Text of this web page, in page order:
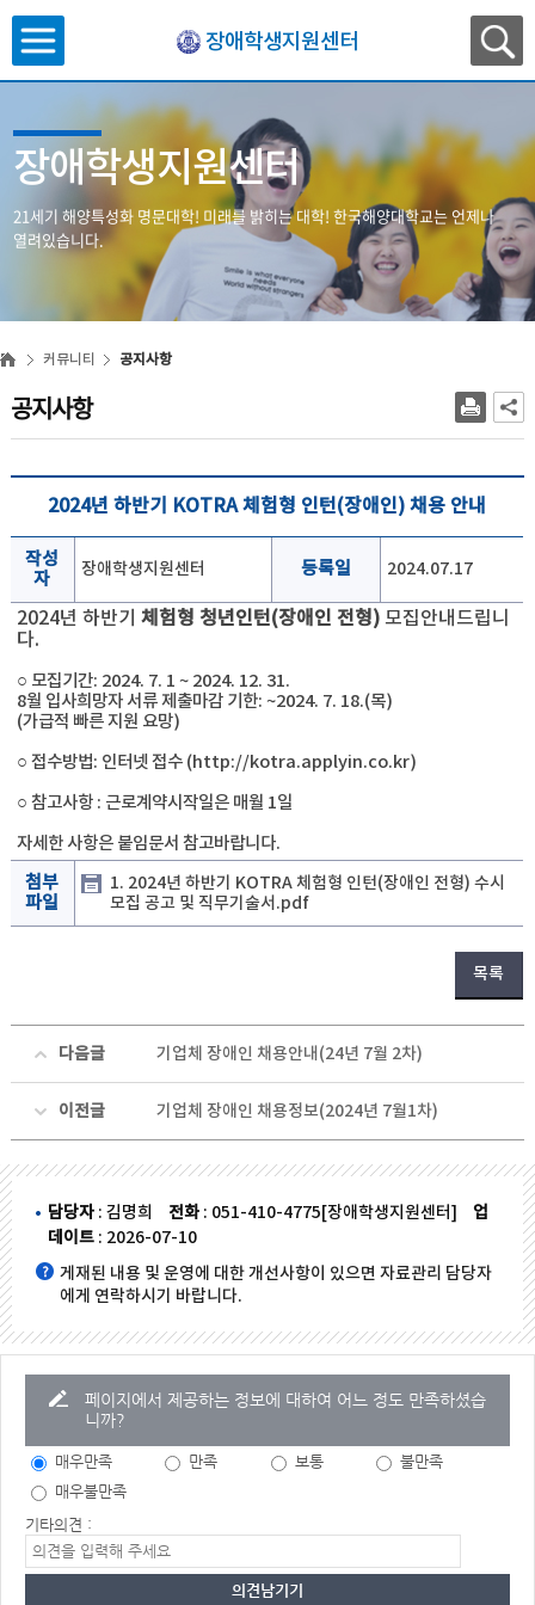
장애학생지원센터
장애학생지원센터
21세기 해양특성화 명문대학! 미래를 밝히는 대학! 한국해양대학교는 언제나
열려있습니다.
커뮤니티 공지사항
공지사항
2024년 하반기 KOTRA 체험형 인턴(장애인) 채용 안내
작성
자
장애학생지원센터 등록일 2024.07.17
2024년 하반기 체험형 청년인턴(장애인 전형)모집안내드립니
다.
○ 모집기간: 2024. 7. 1 ~ 2024. 12. 31.
8월 입사희망자서류 제출마감 기한: ~2024. 7. 18.(목)
(가급적 빠른 지원 요망)
○ 접수방법: 인터넷 접수 (http://kotra.applyin.co.kr)
○ 참고사항 : 근로계약시작일은 매월 1일
자세한 사항은 붙임문서 참고바랍니다.
첨부
파일
1. 2024년 하반기 KOTRA 체험형 인턴(장애인 전형) 수시
모집 공고 및 직무기술서.pdf
목록
다음글 기업체 장애인 채용안내(24년 7월 2차)
이전글 기업체 장애인 채용정보(2024년 7월1차)
담당자 : 김명희 전화 : 051-410-4775[장애학생지원센터]
업
데이트 : 2026-07-10
게재된 내용 및 운영에 대한 개선사항이 있으면 자료관리 담당자
에게 연락하시기 바랍니다.
페이지에서 제공하는 정보에 대하여 어느 정도 만족하셨습
니까?
매우만족 만족 보통
불만족
매우불만족
기타의견 :